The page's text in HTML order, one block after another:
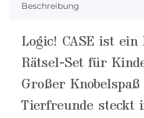
Beschreibung
Logic! CASE ist ein
Rätsel-Set für
Großer
Tierfreunde steckt